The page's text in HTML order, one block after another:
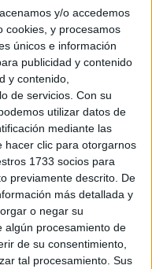
y/o accedemos
cookies, y procesamos
únicos e información
publicidad y contenido
y contenido,
de servicios. Con su
utilizar datos de
mediante las
hacer clic para otorgarnos
1733 socios para
previamente descrito. De
más detallada y
o negar su
algún procesamiento de
de su consentimiento,
tal procesamiento. Sus
los mercados
y abiertos
07/07/2026 3
critican falta de
de Marruecos
2026 2
es un almacén:
dos puestos
05/2026 4
inicialmente el nuevo
de abastos
04/2026 1